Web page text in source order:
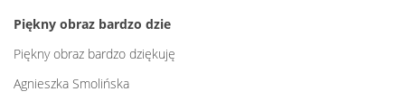
Piękny obraz bardzo dzie
Piękny obraz bardzo dziękuję
Agnieszka Smolińska